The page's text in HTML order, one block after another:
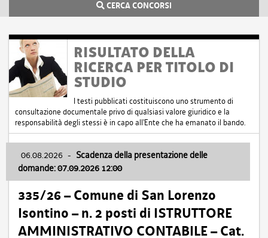
CERCA CONCORSI
RISULTATO DELLA
RICERCA PER TITOLO DI
STUDIO
I testi pubblicati costituiscono uno strumento di
consultazione documentale privo di qualsiasi valore giuridico e la
responsabilità degli stessi è in capo all'Ente che ha emanato il bando.
06.08.2026 - Scadenza della presentazione delle
domande: 07.09.2026 12:00
335/26 – Comune di San Lorenzo
Isontino – n. 2 posti di ISTRUTTORE
AMMINISTRATIVO CONTABILE – Cat.